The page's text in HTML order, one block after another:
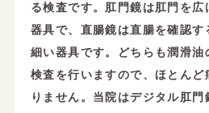
る検査です。肛門鏡は肛門を広
器具で、直腸鏡は直腸を確認す
細い器具です。どちらも潤滑
検査を行いますので、ほとんど
りません。当院はデジタル肛